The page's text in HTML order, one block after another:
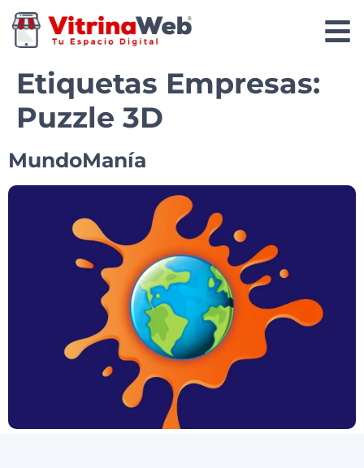
Etiquetas Empresas:
Puzzle 3D
MundoManía